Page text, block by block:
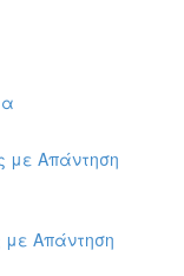
με Απάντηση
με Απάντηση